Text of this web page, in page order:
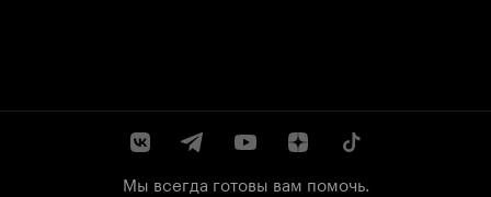
Мы всегда готовы вам помочь.